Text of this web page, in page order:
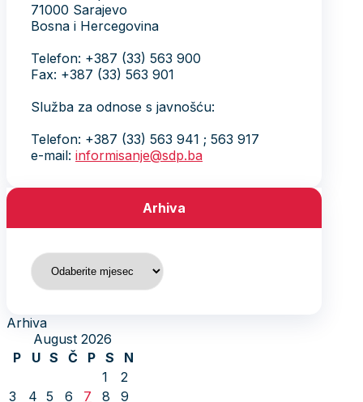
71000 Sarajevo
Bosna i Hercegovina
Telefon: +387 (33) 563 900
Fax: +387 (33) 563 901
Služba za odnose s javnošću:
Telefon: +387 (33) 563 941 ; 563 917
e-mail: informisanje@sdp.ba
Arhiva
Arhiva
Arhiva
August 2026
P
U S Č P S
N
1
2
3
4 5 6 7 8
9